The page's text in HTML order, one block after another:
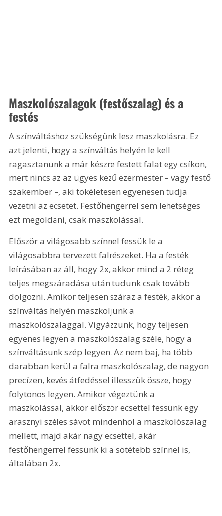
Maszkolószalagok (festőszalag) és a
festés
A színváltáshoz szükségünk lesz maszkolásra. Ez
azt jelenti, hogy a színváltás helyén le kell
ragasztanunk a már készre festett falat egy csíkon,
mert nincs az az ügyes kezű ezermester – vagy festő
szakember –, aki tökéletesen egyenesen tudja
vezetni az ecsetet. Festőhengerrel sem lehetséges
ezt megoldani, csak maszkolással.
Először a világosabb színnel fessük le a
világosabbra tervezett falrészeket. Ha a festék
leírásában az áll, hogy 2x, akkor mind a 2 réteg
teljes megszáradása után tudunk csak tovább
dolgozni. Amikor teljesen száraz a festék, akkor a
színváltás helyén maszkoljunk a
maszkolószalaggal. Vigyázzunk, hogy teljesen
egyenes legyen a maszkolószalag széle, hogy a
színváltásunk szép legyen. Az nem baj, ha több
darabban kerül a falra maszkolószalag, de nagyon
precízen, kevés átfedéssel illesszük össze, hogy
folytonos legyen. Amikor végeztünk a
maszkolással, akkor először ecsettel fessünk egy
arasznyi széles sávot mindenhol a maszkolószalag
mellett, majd akár nagy ecsettel, akár
festőhengerrel fessünk ki a sötétebb színnel is,
általában 2x.